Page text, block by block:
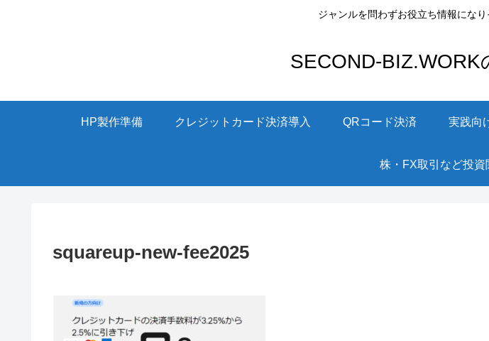
ジャンルを問わずお役立ち情報にな
SECOND-
HP製作準備 クレジットカード決済導入 QRコード決済 実践向
株・FX取引など投資
squareup-new-fee2025